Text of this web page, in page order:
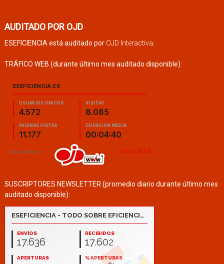
AUDITADO POR OJD
ESEFICIENCIA está auditado por OJD Interactiva
TRÁFICO WEB (durante último mes auditado disponible):
SUSCRIPTORES NEWSLETTER (promedio diario durante último mes
auditado disponible):